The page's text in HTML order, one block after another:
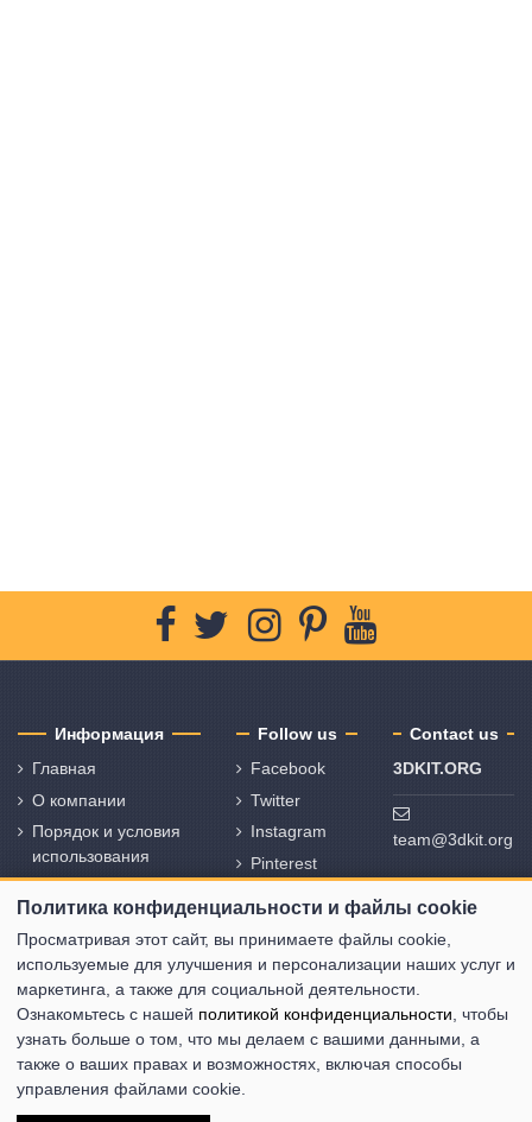
Информация
Главная
О компании
Порядок и условия
использования
конфиденциальности
и политика
использования
файлов cookie
Свяжитесь с нами
Карта сайта
Follow us
Facebook
Twitter
Instagram
Pinterest
Contact us
3DKIT.ORG
team@3dkit.org
Политика конфиденциальности и файлы cookie
Просматривая этот сайт, вы принимаете файлы cookie,
используемые для улучшения и персонализации наших услуг и
маркетинга, а также для социальной деятельности.
Ознакомьтесь с нашей политикой конфиденциальности , чтобы
узнать больше о том, что мы делаем с вашими данными, а
также о ваших правах и возможностях, включая способы
управления файлами cookie.